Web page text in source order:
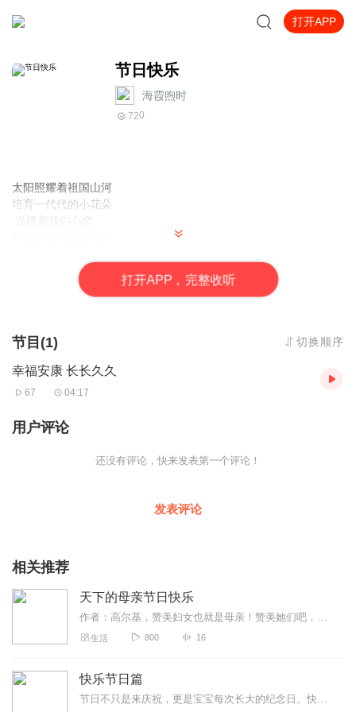
打开APP
节日快乐
海霞煦时
720
太阳照耀着祖国山河
培育一代代的小花朵
永远热血和朝气蓬勃
给予我美好生活
她用有力的臂膀为我护航
无论我在何方
都会与您一起向往着远方
在此刻致敬
亲爱的祖国您永远在后方
为我们提供了前行的力量
少年总是笃定前行着
都会与您一起向往着远方
在此刻致敬
我想在这大声地为她歌唱
您永远在后方
为我们提供了前行的力量
打开APP，完整收听
节目(1) 切换顺序
幸福安康 长长久久
67 04:17
用户评论
还没有评论，快来发表第一个评论！
发表评论
相关推荐
天下的母亲节日快乐
作者：高尔基，赞美妇女也就是母亲！赞美她们吧，妇女＿也就是母亲，整个世界都是她们用乳汁养育起来的。没有阳光，花不能茂盛；没有母亲，既没有英雄，也没有诗人！母亲是...
生活 800 16
快乐节日篇
节日不只是来庆祝，更是宝宝每次长大的纪念日。快乐节日，美好分享~